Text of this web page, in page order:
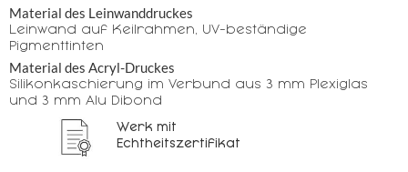
Material des Leinwanddruckes
Leinwand auf Keilrahmen, UV-beständige
Pigmenttinten
Material des Acryl-Druckes
Silikonkaschierung im Verbund aus 3 mm Plexiglas
und 3 mm Alu Dibond
Werk mit
Echtheitszertifikat